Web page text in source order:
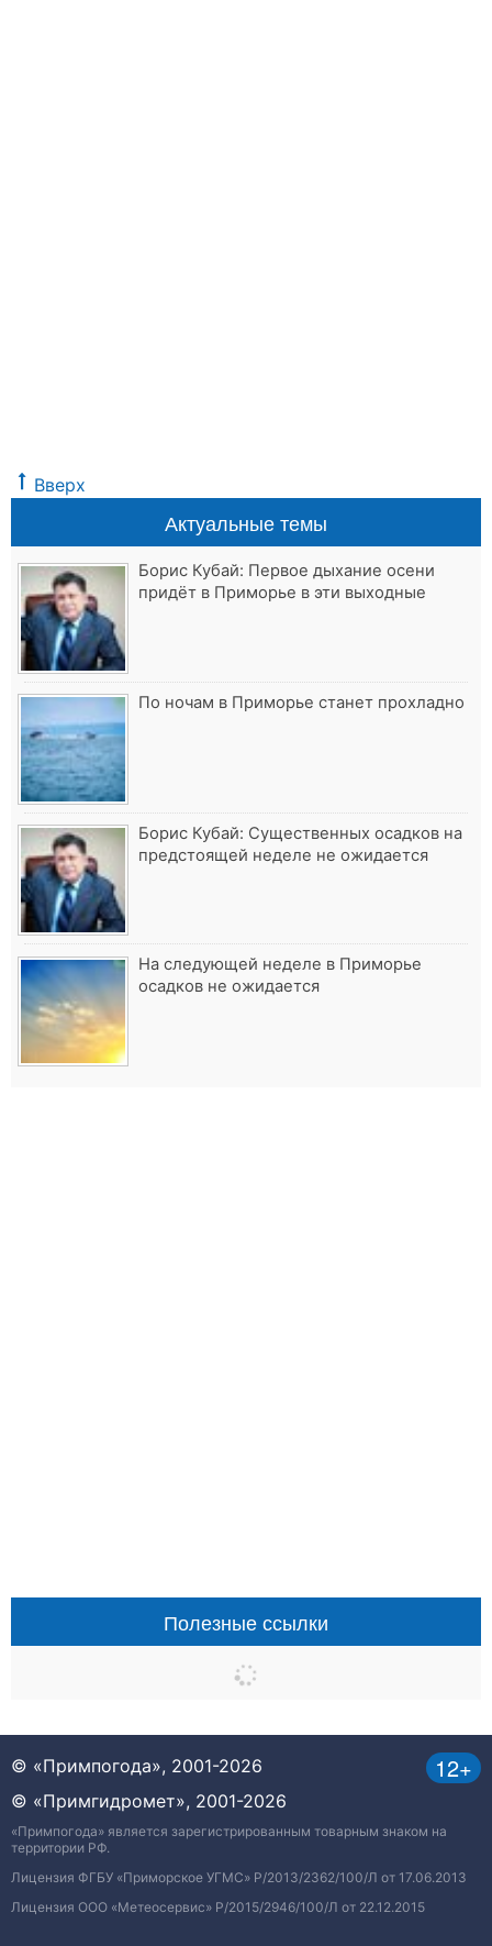
Вверх
Актуальные темы
Борис Кубай: Первое дыхание осени
придёт в Приморье в эти выходные
По ночам в Приморье станет прохладно
Борис Кубай: Существенных осадков на
предстоящей неделе не ожидается
На следующей неделе в Приморье
осадков не ожидается
Полезные ссылки
12+
© «Примпогода», 2001-2026
© «Примгидромет», 2001-2026
«Примпогода» является зарегистрированным товарным знаком на
территории РФ.
Лицензия ФГБУ «Приморское УГМС» Р/2013/2362/100/Л от 17.06.2013
Лицензия ООО «Метеосервис» Р/2015/2946/100/Л от 22.12.2015